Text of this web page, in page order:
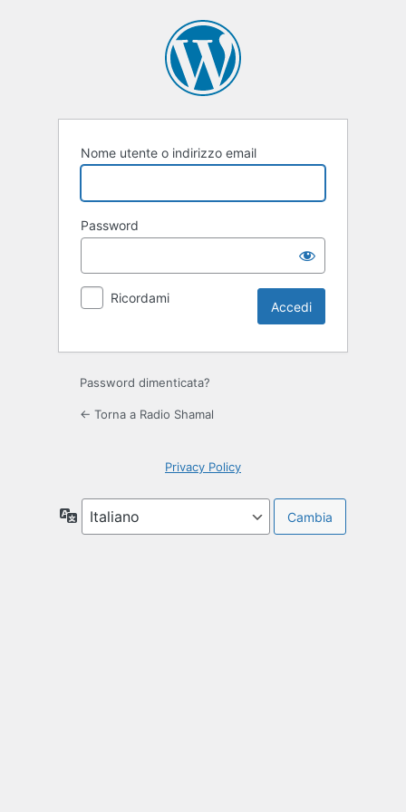
Nome utente o indirizzo email
Password
Ricordami
Password dimenticata?
← Torna a Radio Shamal
Privacy Policy
Lingua